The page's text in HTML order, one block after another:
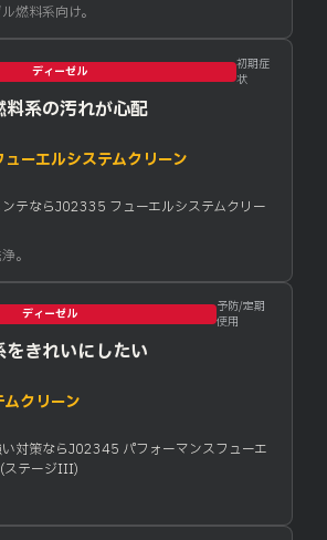
燃料系向け。
ディーゼル
初期症
状
系の汚れが心配
ーエルシステムクリーン
テならJ02335 フューエルシステムクリー
。
ディーゼル
予防/定期
使用
きれいにしたい
クリーン
対策ならJ02345 パフォーマンスフューエ
ステージIII)